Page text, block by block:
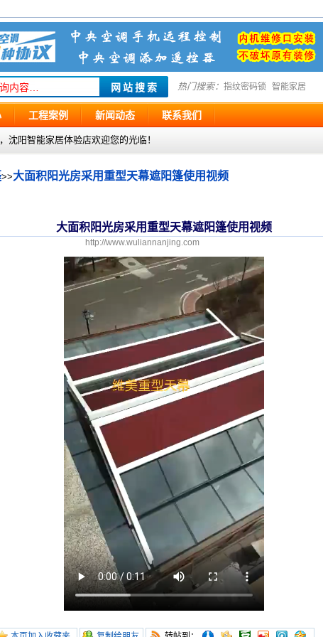
热门搜索： 指纹密码锁 智能家居
工程案例 新闻动态 联系我们
沈阳智能家居体验店欢迎您的光临！
>>大面积阳光房采用重型天幕遮阳篷使用视频
大面积阳光房采用重型天幕遮阳篷使用视频
http://www.wuliannanjing.com